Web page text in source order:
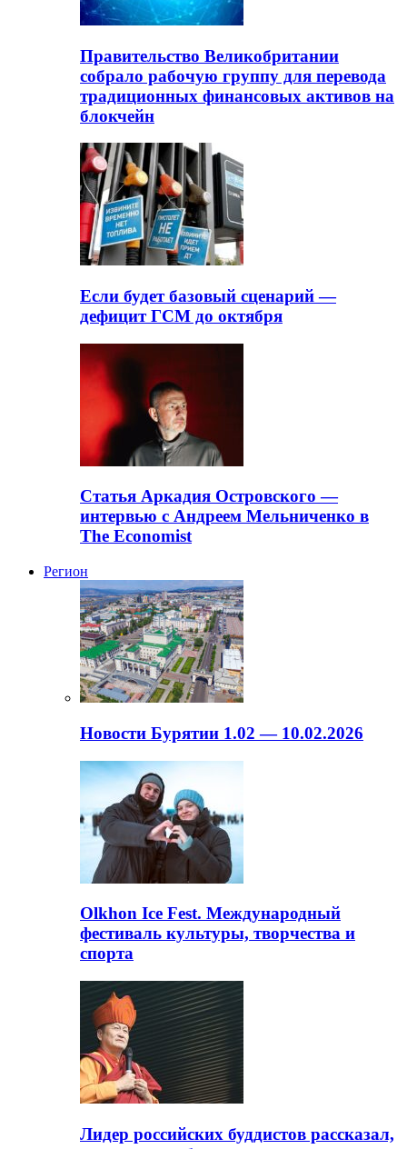
Правительство Великобритании
собрало рабочую группу для перевода
традиционных финансовых активов на
блокчейн
Если будет базовый сценарий —
дефицит ГСМ до октября
Статья Аркадия Островского —
интервью с Андреем Мельниченко в
The Economist
Регион
Новости Бурятии 1.02 — 10.02.2026
Olkhon Ice Fest. Международный
фестиваль культуры, творчества и
спорта
Лидер российских буддистов рассказал,